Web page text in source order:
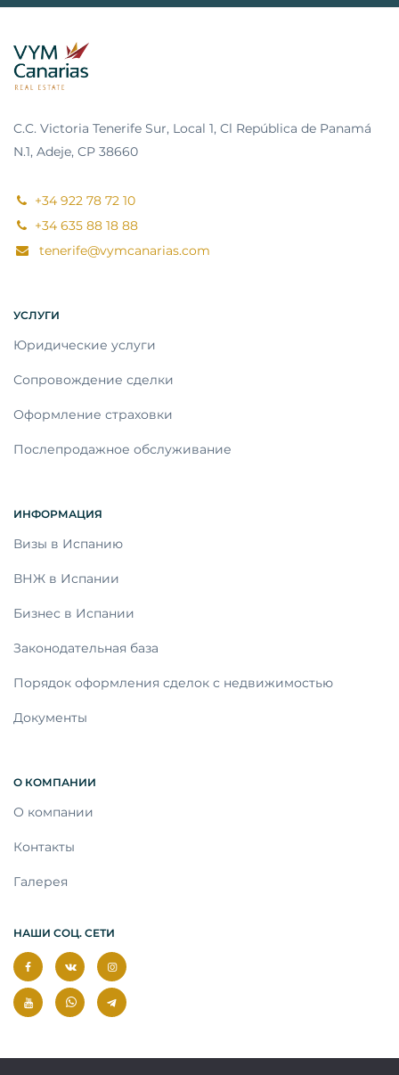
C.C. Victoria Tenerife Sur, Local 1, Cl República de Panamá
N.1, Adeje, CP 38660
+34 922 78 72 10
+34 635 88 18 88
tenerife@vymcanarias.com
УСЛУГИ
Юридические услуги
Сопровождение сделки
Оформление страховки
Послепродажное обслуживание
ИНФОРМАЦИЯ
Визы в Испанию
ВНЖ в Испании
Бизнес в Испании
Законодательная база
Порядок оформления сделок с недвижимостью
Документы
О КОМПАНИИ
О компании
Контакты
Галерея
НАШИ СОЦ. СЕТИ